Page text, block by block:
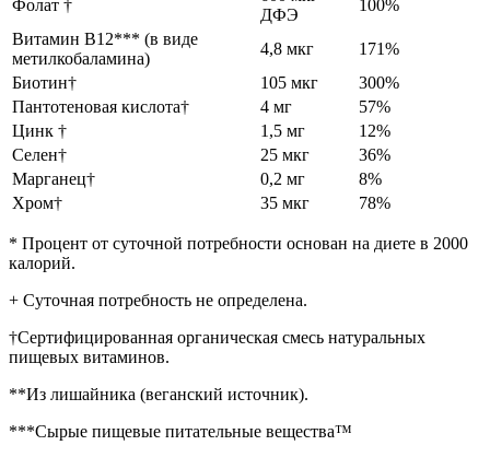
Фолат †
ДФЭ
100%
Витамин B12*** (в виде
метилкобаламина)
4,8 мкг
171%
Биотин†
105 мкг
300%
Пантотеновая кислота†
4 мг
57%
Цинк †
1,5 мг
12%
Селен†
25 мкг
36%
Марганец†
0,2 мг
8%
Хром†
35 мкг 78%
* Процент от суточной потребности основан на диете в 2000
калорий.
+ Суточная потребность не определена.
†Сертифицированная органическая смесь натуральных
пищевых витаминов.
**Из лишайника (веганский источник).
***Сырые пищевые питательные вещества™